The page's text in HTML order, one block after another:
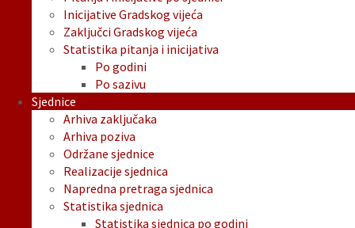
Inicijative Gradskog vijeća
Zaključci Gradskog vijeća
Statistika pitanja i inicijativa
Po godini
Po sazivu
Sjednice
Arhiva zaključaka
Arhiva poziva
Održane sjednice
Realizacije sjednica
Napredna pretraga sjednica
Statistika sjednica
Statistika sjednica po godini